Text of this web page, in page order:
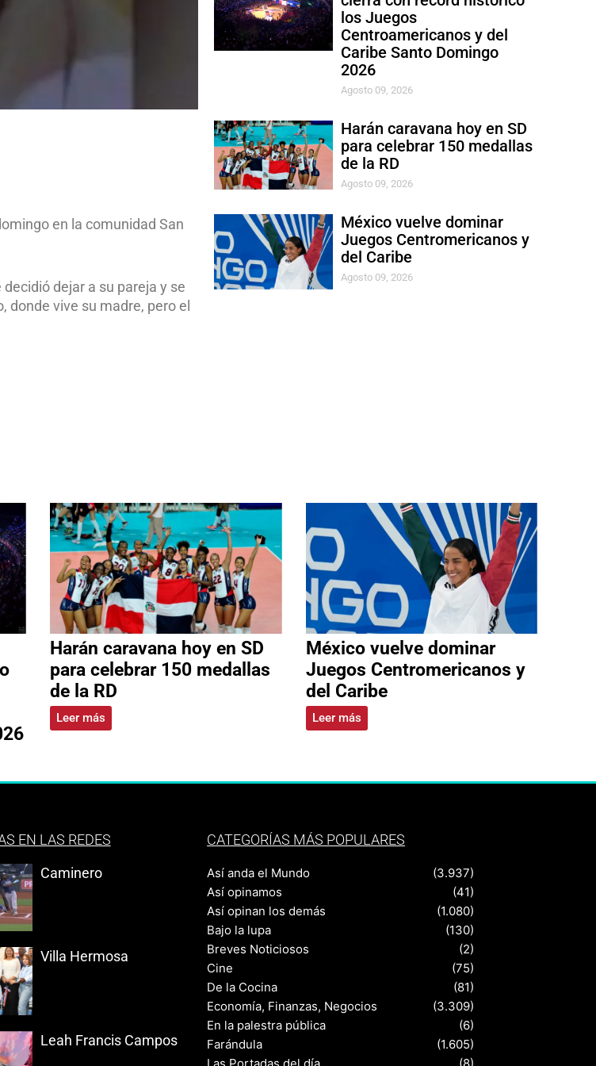
en la comunidad San
dejar a su pareja y se
donde vive su madre, pero el
los Juegos
Centroamericanos y del
Caribe Santo Domingo
2026
Agosto 09, 2026
Harán caravana hoy en SD
para celebrar 150 medallas
de la RD
Agosto 09, 2026
México vuelve dominar
Juegos Centromericanos y
del Caribe
Agosto 09, 2026
Harán caravana hoy en SD
para celebrar 150 medallas
de la RD
Leer más
México vuelve dominar
Juegos Centromericanos y
del Caribe
Leer más
EN LAS REDES
Caminero
Villa Hermosa
Leah Francis Campos
CATEGORÍAS MÁS POPULARES
Así anda el Mundo
(3.937)
Así opinamos
(41)
Así opinan los demás
(1.080)
Bajo la lupa
(130)
Breves Noticiosos
(2)
Cine
(75)
De la Cocina
(81)
Economía, Finanzas, Negocios
(3.309)
En la palestra pública
(6)
Farándula
(1.605)
Las Portadas del día
(8)